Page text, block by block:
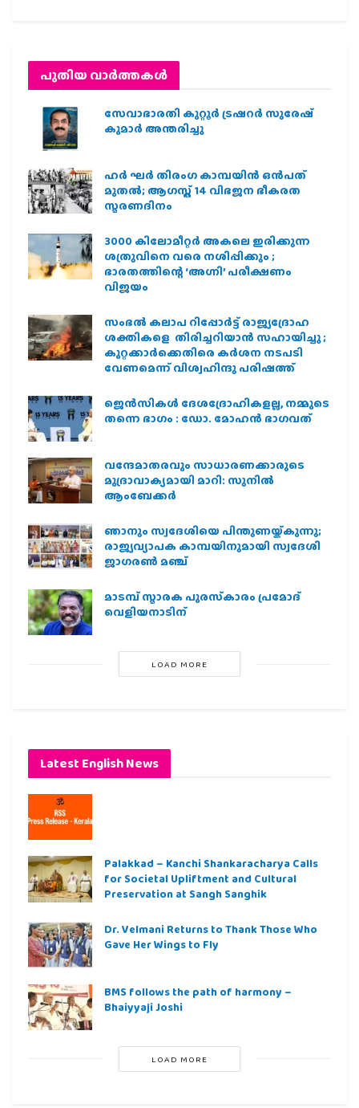
പുതിയ വാര്‍ത്തകള്‍
സേവാഭാരതി കുറ്റൂർ ട്രഷറർ സുരേഷ്
കുമാർ അന്തരിച്ചു
ഹര്‍ ഘര്‍ തിരംഗ കാമ്പയിന്‍ ഒന്‍പത്
മുതല്‍; ആഗസ്ത് 14 വിഭജന ഭീകരത
സ്മരണദിനം
3000 കിലോമീറ്റർ അകലെ ഇരിക്കുന്ന
ശത്രുവിനെ വരെ നശിപ്പിക്കും ;
ഭാരതത്തിന്റെ ‘അഗ്നി’ പരീക്ഷണം
വിജയം
സംഭൽ കലാപ റിപ്പോർട്ട് രാജ്യദ്രോഹ
ശക്തികളെ തിരിച്ചറിയാൻ സഹായിച്ചു ;
കുറ്റക്കാർക്കെതിരെ കർശന നടപടി
വേണമെന്ന് വിശ്വഹിന്ദു പരിഷത്ത്
ജെന്‍സികള്‍ ദേശദ്രോഹികളല്ല, നമ്മുടെ
തന്നെ ഭാഗം : ഡോ. മോഹന്‍ ഭാഗവത്
വന്ദേമാതരവും സാധാരണക്കാരുടെ
മുദ്രാവാക്യമായി മാറി: സുനിൽ
ആംബേക്കർ
ഞാനും സ്വദേശിയെ പിന്തുണയ്ക്കുന്നു;
രാജ്യവ്യാപക കാമ്പയിനുമായി സ്വദേശി
ജാഗരണ്‍ മഞ്ച്
മാടമ്പ് സ്മാരക പുരസ്‌കാരം പ്രമോദ്
വെളിയനാടിന്
LOAD MORE
Latest English News
Palakkad – Kanchi Shankaracharya Calls
for Societal Upliftment and Cultural
Preservation at Sangh Sanghik
Dr. Velmani Returns to Thank Those Who
Gave Her Wings to Fly
BMS follows the path of harmony –
Bhaiyyaji Joshi
LOAD MORE